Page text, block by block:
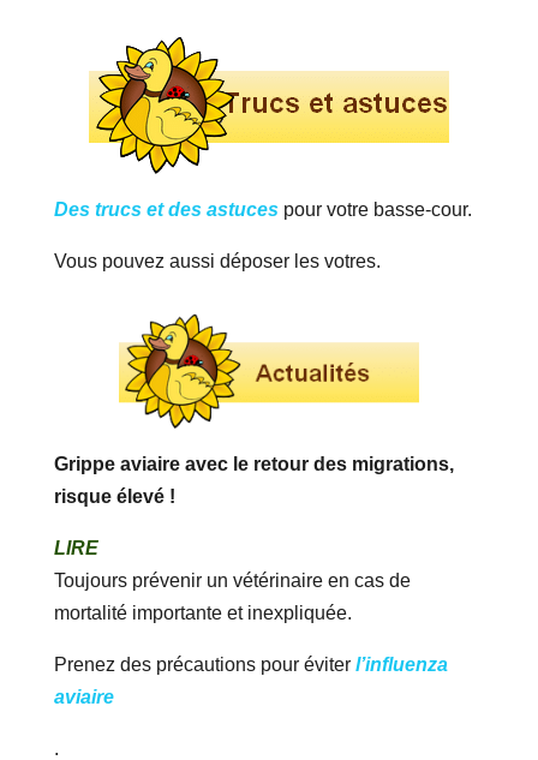
Des trucs et des astucespour votre basse-cour.
Vous pouvez aussi déposer les votres.
Grippe aviaire avec le retour des migrations,
risque élevé !
LIRE
Toujours prévenir un vétérinaire en cas de
mortalité importante et inexpliquée.
Prenez des précautions pour éviter l’influenza
aviaire
.